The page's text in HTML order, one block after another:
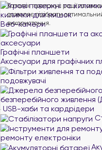
килимки для мишок
Веб-камери
аксесуари
Графічні планшети
Аксесуари для графічних
подовжувачі
безперебійного живлення
USB-хаби та кардрідери
ремонту електроніки
Каталог пропонує рації та
дозволяє підібрати
використання.